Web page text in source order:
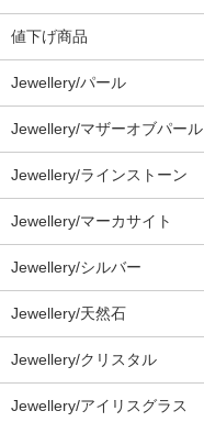
値下げ商品
Jewellery/パール
Jewellery/マザーオブパール
Jewellery/ラインストーン
Jewellery/マーカサイト
Jewellery/シルバー
Jewellery/天然石
Jewellery/クリスタル
Jewellery/アイリスグラス